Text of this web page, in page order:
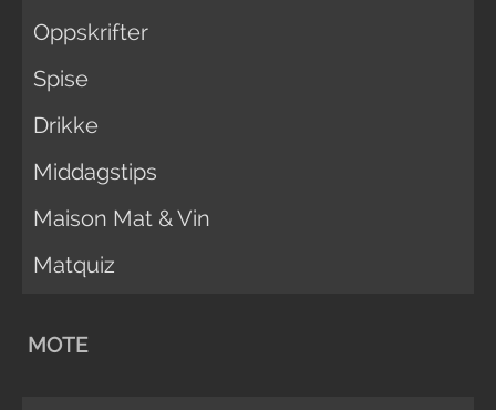
Oppskrifter
Spise
Drikke
Middagstips
Maison Mat & Vin
Matquiz
MOTE